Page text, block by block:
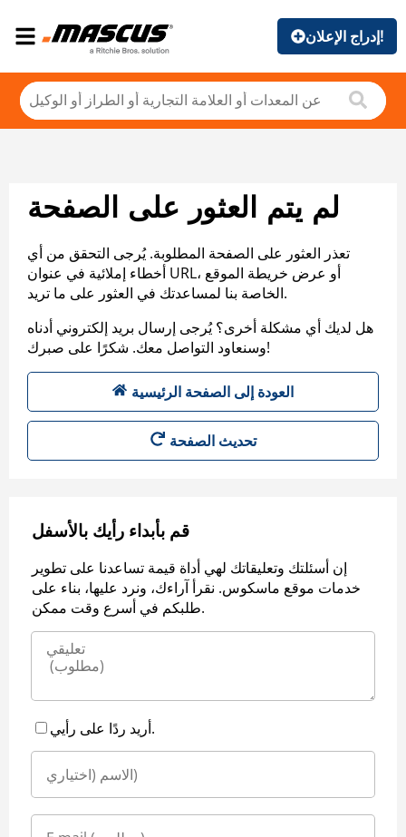
إدراج الإعلان!
لم يتم العثور على الصفحة
تعذر العثور على الصفحة المطلوبة. يُرجى التحقق من أي
أخطاء إملائية في عنوان URL، أو عرض خريطة الموقع
الخاصة بنا لمساعدتك في العثور على ما تريد.
هل لديك أي مشكلة أخرى؟ يُرجى إرسال بريد إلكتروني أدناه
وسنعاود التواصل معك. شكرًا على صبرك!
العودة إلى الصفحة الرئيسية
تحديث الصفحة
قم بأبداء رأيك بالأسفل
إن أسئلتك وتعليقاتك لهي أداة قيمة تساعدنا على تطوير
خدمات موقع ماسكوس. نقرأ آراءك، ونرد عليها، بناء على
طلبكم في أسرع وقت ممكن.
أريد ردًا على رأيي.